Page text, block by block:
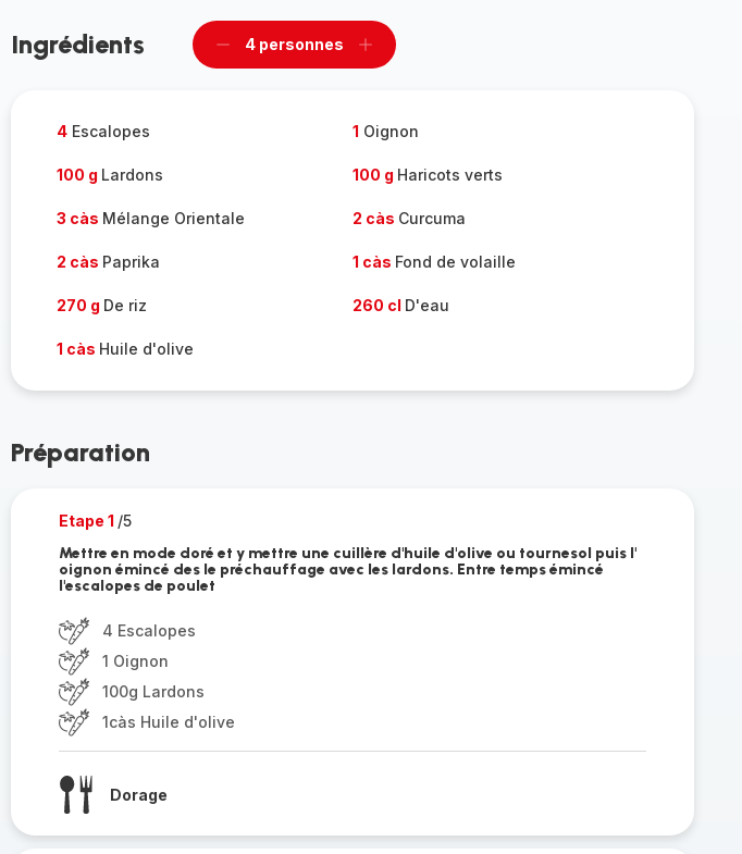
Ingrédients
Supprimer
4 personnes
Ajouter
4Escalopes 1 Oignon
100 g Lardons 100 g Haricots verts
3 càs Mélange Orientale 2 càs Curcuma
2 càs Paprika 1 càs Fond de volaille
270 g De riz 260 cl D'eau
1 càs Huile d'olive
Préparation
Etape 1 /5
Mettre en mode doré et y mettre une cuillère d'huile d'olive ou tournesol puis l'
oignon émincé des le préchauffage avec les lardons. Entre temps émincé
l'escalopes de poulet
4 Escalopes
1 Oignon
100g Lardons
1càs Huile d'olive
Dorage